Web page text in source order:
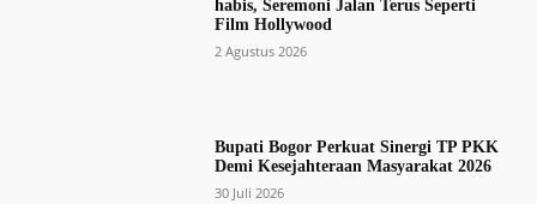
habis, Seremoni Jalan Terus Seperti
Film Hollywood
2 Agustus 2026
Bupati Bogor Perkuat Sinergi TP PKK
Demi Kesejahteraan Masyarakat 2026
30 Juli 2026